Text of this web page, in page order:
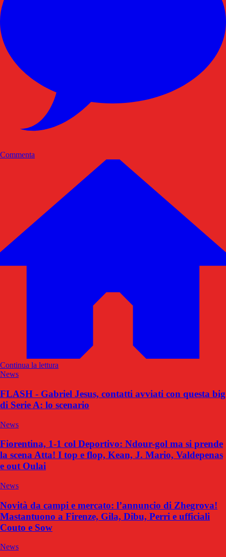
Commenta
Continua la lettura
News
FLASH - Gabriel Jesus, contatti avviati con questa big
di Serie A: lo scenario
News
Fiorentina, 1-1 col Deportivo: Ndour-gol ma si prende
la scena Atta! I top e flop, Kean, J. Mario, Valdepenas
e out Oulai
News
Novità da campi e mercato: l’annuncio di Zhegrova!
Mastantuono a Firenze, Gila, Dibu, Perri e ufficiali
Couto e Sow
News